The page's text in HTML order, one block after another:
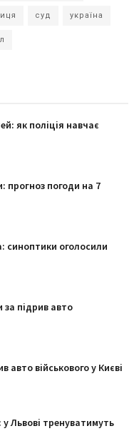
суд україна
як поліція навчає
прогноз погоди на 7
синоптики оголосили
за підрив авто
авто військового у Києві
Львові тренуватимуть